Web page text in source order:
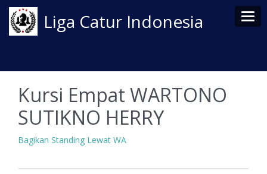
Liga Catur Indonesia
Kursi Empat WARTONO
SUTIKNO HERRY
Bagikan Standing Lewat WA